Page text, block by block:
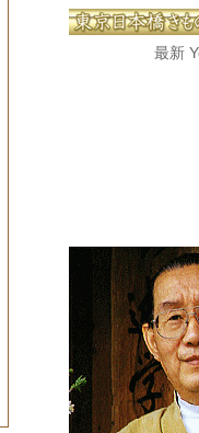
最新